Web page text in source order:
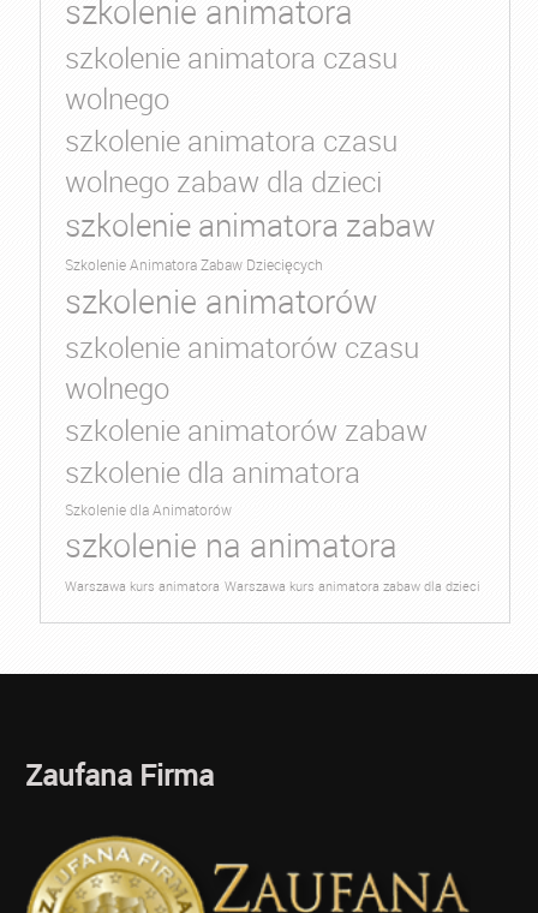
szkolenie animatora
szkolenie animatora czasu
wolnego
szkolenie animatora czasu
wolnego zabaw dla dzieci
szkolenie animatora zabaw
Szkolenie Animatora Zabaw Dziecięcych
szkolenie animatorów
szkolenie animatorów czasu
wolnego
szkolenie animatorów zabaw
szkolenie dla animatora
Szkolenie dla Animatorów
szkolenie na animatora
Warszawa kurs animatora Warszawa kurs animatora zabaw dla dzieci
Zaufana Firma